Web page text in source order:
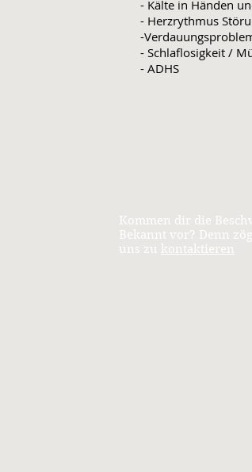
- Kälte in Händen
- Herzrythmus
-
- Schlaflosigkeit /
- ADHS
Kommen dir die
Bekannt vor? Denn
uns zu kontaktieren